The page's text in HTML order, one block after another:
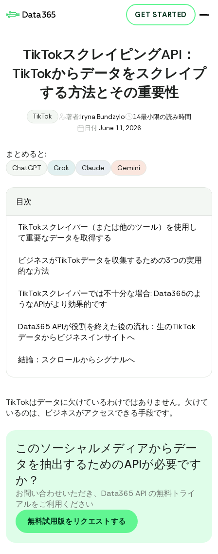
GET STARTED
TikTokスクレイピングAPI：
TikTokからデータをスクレイプ
する方法とその重要性
TikTok 著者:Iryna Bundzylo 14最小限の読み時間
日付:June 11, 2026
まとめると:
ChatGPT Grok Claude Gemini
目次
TikTokスクレイパー（または他のツール）を使用し
て重要なデータを取得する
ビジネスがTikTokデータを収集するための3つの実用
的な方法
TikTokスクレイパーでは不十分な場合: Data365のよ
うなAPIがより効果的です
Data365 APIが役割を終えた後の流れ：生のTikTok
データからビジネスインサイトへ
結論：スクロールからシグナルへ
TikTokはデータに欠けているわけではありません。欠けて
いるのは、ビジネスがアクセスできる手段です。
このソーシャルメディアからデー
タを抽出するためのAPIが必要です
か？
お問い合わせいただき、Data365 API の無料トライ
アルをご利用ください
無料試用版をリクエストする